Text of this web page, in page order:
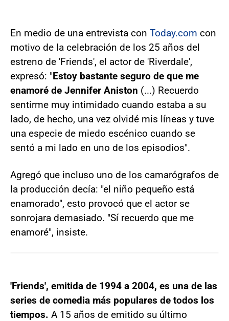
En medio de una entrevista con Today.com con
motivo de la celebración de los 25 años del
estreno de 'Friends', el actor de 'Riverdale',
expresó: "Estoy bastante seguro de que me
enamoré de Jennifer Aniston (...) Recuerdo
sentirme muy intimidado cuando estaba a su
lado, de hecho, una vez olvidé mis líneas y tuve
una especie de miedo escénico cuando se
sentó a mi lado en uno de los episodios".
Agregó que incluso uno de los camarógrafos de
la producción decía: "el niño pequeño está
enamorado", esto provocó que el actor se
sonrojara demasiado. "Sí recuerdo que me
enamoré", insiste.
'Friends', emitida de 1994 a 2004, es una de las
series de comedia más populares de todos los
tiempos. A 15 años de emitido su último